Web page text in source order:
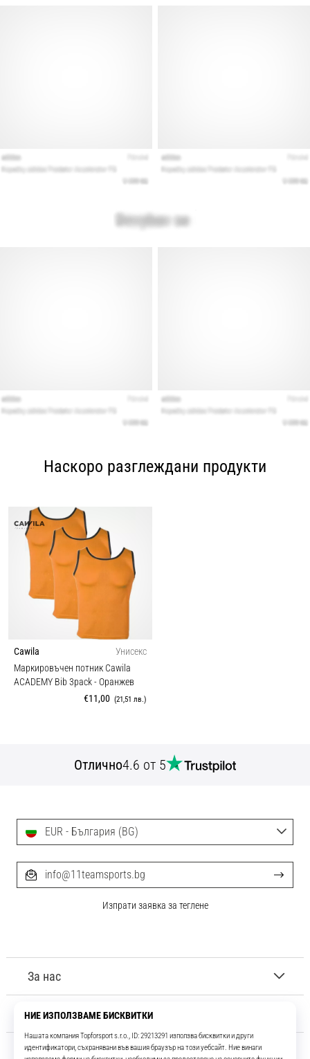
Наскоро разглеждани продукти
Cawila
Унисекс
Маркировъчен потник Cawila
ACADEMY Bib 3pack- Оранжев
€11,00 (21,51 лв.)
Отлично4.6 от 5
За нас
Обслужване на клиенти
EUR - България (BG)
info@11teamsports.bg
Изпрати заявка за теглене